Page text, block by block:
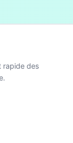
rapide des